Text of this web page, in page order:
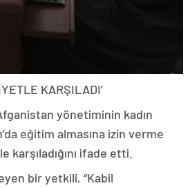
KARŞILADI’
yönetiminin kadın
eğitim almasına izin verme
karşıladığını ifade etti.
bir yetkili, “Kabil